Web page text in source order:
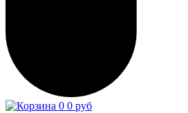
0 0 руб